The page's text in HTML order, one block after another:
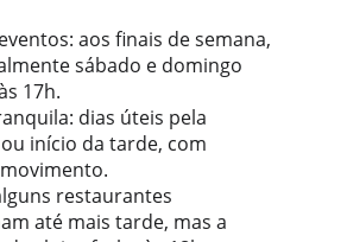
aos finais de semana,
sábado e domingo
17h.
dias úteis pela
início da tarde, com
restaurantes
até mais tarde, mas a